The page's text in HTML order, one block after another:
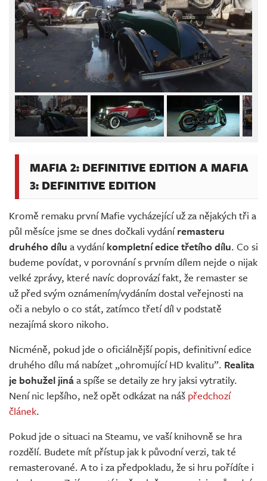
MAFIA 2: DEFINITIVE EDITION A MAFIA
3: DEFINITIVE EDITION
Kromě remaku první Mafie vycházející už za nějakých tři a
půl měsíce jsme se dnes dočkali vydáníremasteru
druhého dílu a vydáníkompletní edice třetího dílu. Co si
budeme povídat, v porovnání s prvním dílem nejde o nijak
velké zprávy, které navíc doprovází fakt, že remaster se
už před svým oznámením/vydáním dostal veřejnosti na
oči a nebylo o co stát, zatímco třetí díl v podstatě
nezajímá skoro nikoho.
Nicméně, pokud jde o oficiálnější popis, definitivní edice
druhého dílu má nabízet „ohromující HD kvalitu”. Realita
je bohužel jináa spíše se detaily ze hry jaksi vytratily.
Není nic lepšího, než opět odkázat na náš předchozí
článek.
Pokud jde o situaci na Steamu, ve vaší knihovně se hra
rozdělí. Budete mít přístup jak k původní verzi, tak té
remasterované. A to i za předpokladu, že si hru pořídíte i